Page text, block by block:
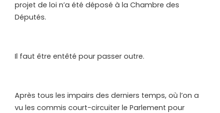
projet de loi n’a été déposé à la Chambre des
Députés.
Il faut être entêté pour passer outre.
Après tous les impairs des derniers temps, où l’on a
vu les commis court-circuiter le Parlement pour